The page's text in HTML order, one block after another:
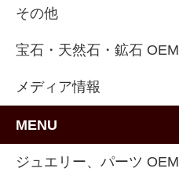
その他
宝石・天然石・鉱石 OEM
メディア情報
MENU
ジュエリー、パーツ OEM